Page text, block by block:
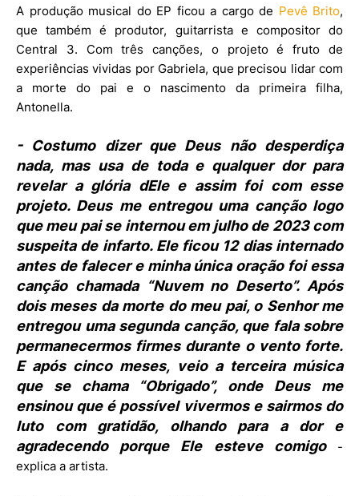
A produção musical do EP ficou a cargo de Pevê Brito,
que também é produtor, guitarrista e compositor do
Central 3. Com três canções, o projeto é fruto de
experiências vividas por Gabriela, que precisou lidar com
a morte do pai e o nascimento da primeira filha,
Antonella.
- Costumo dizer que Deus não desperdiça
nada, mas usa de toda e qualquer dor para
revelar a glória dEle e assim foi com esse
projeto. Deus me entregou uma canção logo
que meu pai se internou em julho de 2023 com
suspeita de infarto. Ele ficou 12 dias internado
antes de falecer e minha única oração foi essa
canção chamada “Nuvem no Deserto”. Após
dois meses da morte do meu pai, o Senhor me
entregou uma segunda canção, que fala sobre
permanecermos firmes durante o vento forte.
E após cinco meses, veio a terceira música
que se chama “Obrigado”, onde Deus me
ensinou que é possível vivermos e sairmos do
luto com gratidão, olhando para a dor e
agradecendo porque Ele esteve comigo-
explica a artista.